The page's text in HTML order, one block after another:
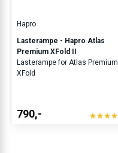
Hapro
Lasterampe - Hapro Atlas
Premium XFold II
Lasterampe for Atlas Premium
XFold
790,-